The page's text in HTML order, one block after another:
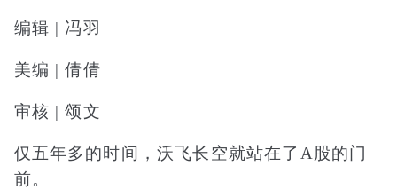
编辑 | 冯羽
美编 | 倩倩
审核 | 颂文
仅五年多的时间，沃飞长空就站在了A股的门
前。